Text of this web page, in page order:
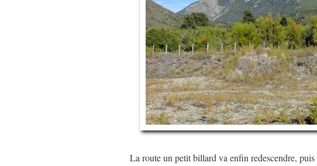
La route un petit billard va enfin redescendre,